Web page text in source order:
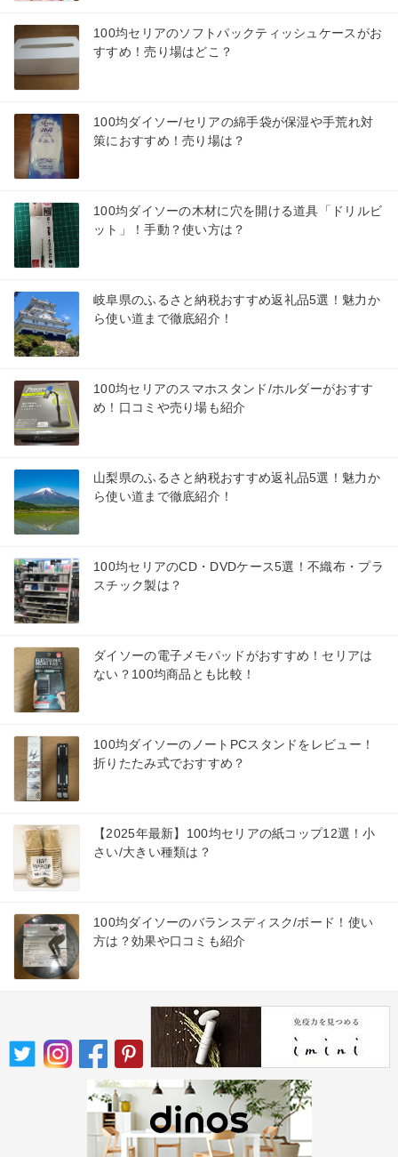
100均セリアのソフトパックティッシュケースがお
すすめ！売り場はどこ？
100均ダイソー/セリアの綿手袋が保湿や手荒れ対
策におすすめ！売り場は？
100均ダイソーの木材に穴を開ける道具「ドリルビ
ット」！手動？使い方は？
岐阜県のふるさと納税おすすめ返礼品5選！魅力か
ら使い道まで徹底紹介！
100均セリアのスマホスタンド/ホルダーがおすす
め！口コミや売り場も紹介
山梨県のふるさと納税おすすめ返礼品5選！魅力か
ら使い道まで徹底紹介！
100均セリアのCD・DVDケース5選！不織布・プラ
スチック製は？
ダイソーの電子メモパッドがおすすめ！セリアは
ない？100均商品とも比較！
100均ダイソーのノートPCスタンドをレビュー！
折りたたみ式でおすすめ？
【2025年最新】100均セリアの紙コップ12選！小
さい/大きい種類は？
100均ダイソーのバランスディスク/ボード！使い
方は？効果や口コミも紹介